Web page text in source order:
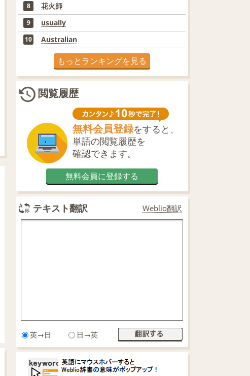
8 花火師
9 usually
10 Australian
もっとランキングを見る
閲覧履歴
無料会員登録をすると、
単語の閲覧履歴を
確認できます。
無料会員に登録する
テキスト翻訳 Weblio翻訳
英→日 日→英